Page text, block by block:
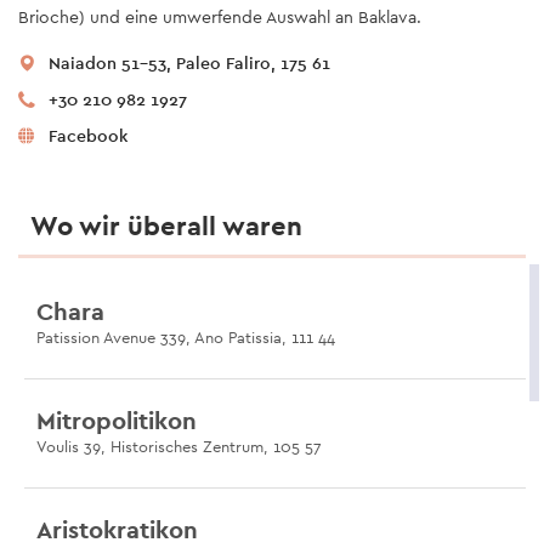
Brioche) und eine umwerfende Auswahl an Baklava.
Naiadon 51-53, Paleo Faliro, 175 61
+30 210 982 1927
Facebook
Wo wir überall waren
Chara
Patission Avenue 339, Ano Patissia, 111 44
Mitropolitikon
Voulis 39, Historisches Zentrum, 105 57
Aristokratikon